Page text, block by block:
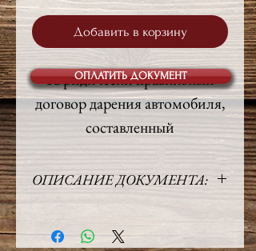
цена
Добавить в корзину
Юридически правильный
договор дарения автомобиля,
составленный
профессиональными
юристами.
Содержит подробное
ОПИСАНИЕ ДОКУМЕНТА:
Объём: 5 стр.
ОПЛАТИТЬ ДОКУМЕНТ